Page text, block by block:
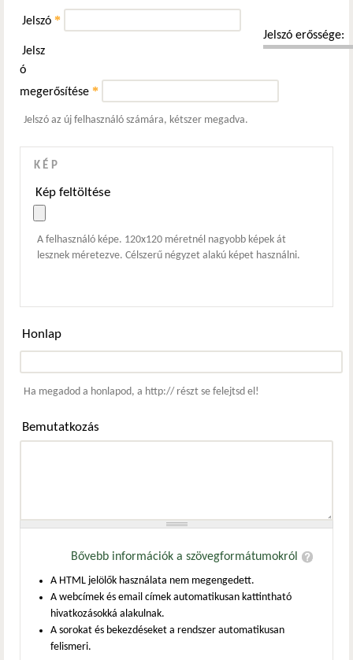
Jelszó erőssége:
Jelszó *
Jelsz
ó
megerősítése *
Jelszó az új felhasználó számára, kétszer megadva.
KÉP
Kép feltöltése
A felhasználó képe. 120x120 méretnél nagyobb képek át
lesznek méretezve. Célszerű négyzet alakú képet használni.
Honlap
Ha megadod a honlapod, a http:// részt se felejtsd el!
Bemutatkozás
Bővebb információk a szövegformátumokról
A HTML jelölők használata nem megengedett.
A webcímek és email címek automatikusan kattintható
hivatkozásokká alakulnak.
A sorokat és bekezdéseket a rendszer automatikusan
felismeri.